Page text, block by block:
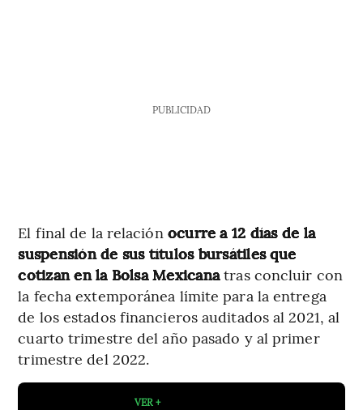
PUBLICIDAD
El final de la relación ocurre a 12 días de la
suspensión de sus títulos bursátiles que
cotizan en la Bolsa Mexicanatras concluir con
la fecha extemporánea límite para la entrega
de los estados financieros auditados al 2021, al
cuarto trimestre del año pasado y al primer
trimestre del 2022.
VER +